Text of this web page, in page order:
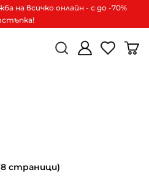
на всичко онлайн - с до -70%
страници)